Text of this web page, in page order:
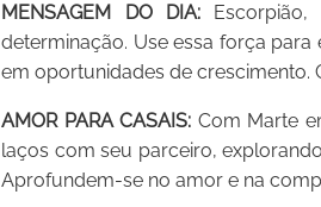
MENSAGEM DO DIA:
determinação. Use essa força
em oportunidades de crescimento.
AMOR PARA CASAIS: Com Marte
laços com seu parceiro,
Aprofundem-se no amor e na